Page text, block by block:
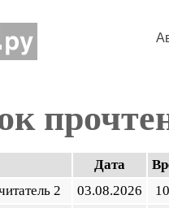
Дата
2
03.08.2026